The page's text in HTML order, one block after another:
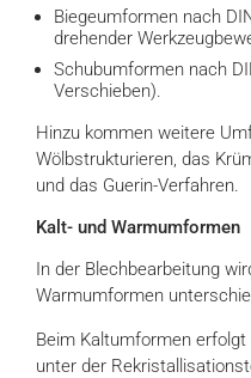
Biegeumformen nach
drehender
Schubumformen nach
Verschieben).
Hinzu kommen weitere
Wölbstrukturieren, das
und das Guerin-Verfahren.
Kalt- und Warmumformen
In der Blechbearbeitung
Warmumformen
Beim Kaltumformen
unter der